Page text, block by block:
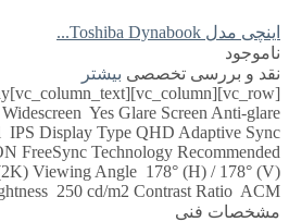
اینچی مدل Toshiba Dynabook...
ناموجود
نقد و بررسی تخصصی بیشتر
Yes Glare Screen Anti-glare
Display Type QHD Adaptive Sync
FreeSync Technology Recommended
Viewing Angle 178° (H) / 178° (V)
250 cd/m2 Contrast Ratio ACM...
مشخصات فنی